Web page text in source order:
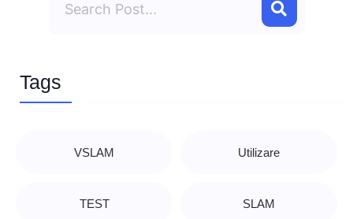
Tags
VSLAM Utilizare
TEST SLAM